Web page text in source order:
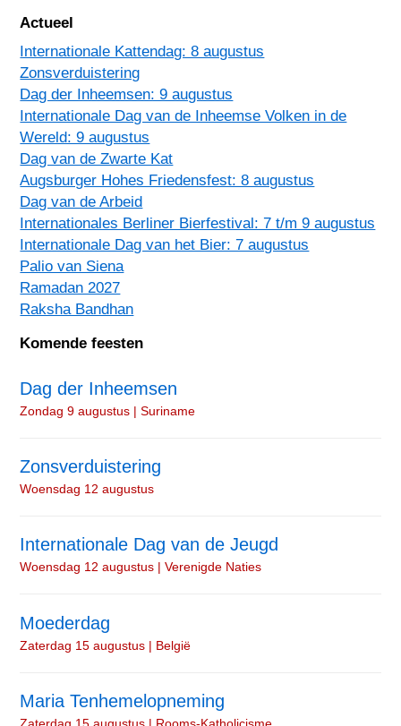
Actueel
Internationale Kattendag: 8 augustus
Zonsverduistering
Dag der Inheemsen: 9 augustus
Internationale Dag van de Inheemse Volken in de
Wereld: 9 augustus
Dag van de Zwarte Kat
Augsburger Hohes Friedensfest: 8 augustus
Dag van de Arbeid
Internationales Berliner Bierfestival: 7 t/m 9 augustus
Internationale Dag van het Bier: 7 augustus
Palio van Siena
Ramadan 2027
Raksha Bandhan
Komende feesten
Dag der Inheemsen
Zondag 9 augustus | Suriname
Zonsverduistering
Woensdag 12 augustus
Internationale Dag van de Jeugd
Woensdag 12 augustus | Verenigde Naties
Moederdag
Zaterdag 15 augustus | België
Maria Tenhemelopneming